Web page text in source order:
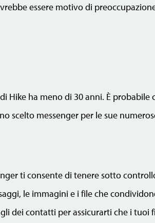
essere motivo di
Hike ha meno di 30 anni. È probabile
scelto messenger per le sue
ti consente di tenere sotto
le immagini e i file che
dei contatti per assicurarti che i tuoi